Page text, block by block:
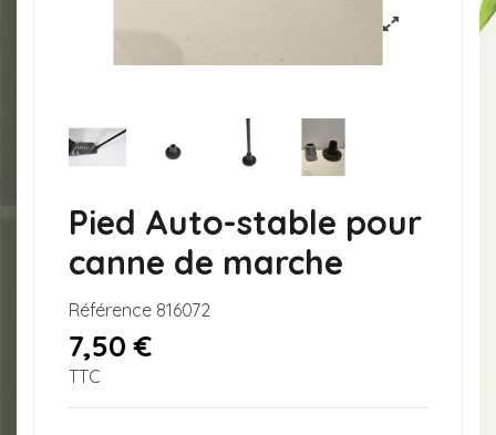
Pied Auto-stable pour
canne de marche
Référence 816072
7,50 €
TTC